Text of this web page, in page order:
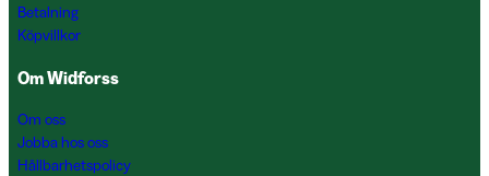
Betalning
Köpvillkor
Om Widforss
Om oss
Jobba hos oss
Hållbarhetspolicy